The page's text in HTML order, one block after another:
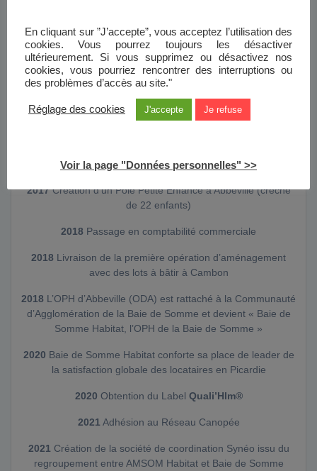
d’Hébergement d’Urgence (12 chambres)
2017Livraison de la Résidence La Sautine à Abbeville,
première acquisition de logements en Vente en l’Etat Futur
d’Achèvement (VEFA)
2017L’ODA est l’organisme Hlm leader de la satisfaction
globale des locataires en Picardie
logements)
2017Création d’un Pôle Petite Enfance à Abbeville (crèche
de 22 enfants)
2018 Passage en comptabilité commerciale
2018 Livraison de la première opération d’aménagement
avec des lots à bâtir à Cambon
2018 L’OPH d’Abbeville (ODA) est rattaché à la Communauté
d’Agglomération de la Baie de Somme et devient « Baie de
Somme Habitat, l’OPH de la Baie de Somme »
2020 Baie de Somme Habitat conforte sa place de leader de
la satisfaction globale des locataires en Picardie
2020 Obtention du Label Quali’Hlm®
2021 Adhésion au Réseau Canopée
2021 Création de la société de coordination Synéo issu du
regroupement entre AMSOM Habitat et Baie de Somme
En cliquant sur ”J’accepte”, vous acceptez l’utilisation des
cookies. Vous pourrez toujours les désactiver
ultérieurement. Si vous supprimez ou désactivez nos
cookies, vous pourriez rencontrer des interruptions ou
des problèmes d’accès au site."
Réglage des cookies J'accepte Je refuse
Voir la page "Données personnelles" >>